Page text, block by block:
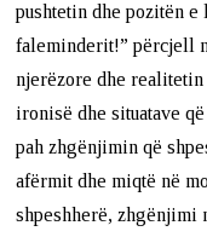
pushtetin dhe pozitën
faleminderit!” përcjell
njerëzore dhe
ironisë dhe situatave
pah zhgënjimin që
afërmit dhe miqtë në
shpeshherë, zhgënjimi